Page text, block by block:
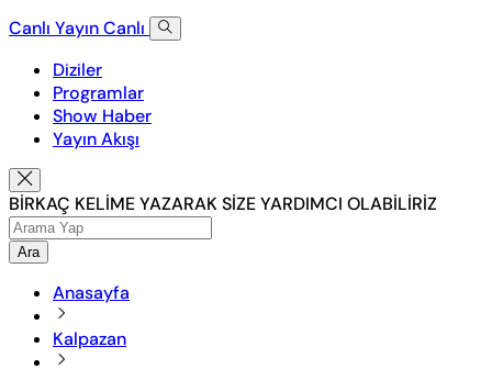
Canlı YayınCanlı
Diziler
Programlar
Show Haber
Yayın Akışı
BİRKAÇ KELİME YAZARAK SİZE YARDIMCI OLABİLİRİZ
Ara
Anasayfa
Kalpazan